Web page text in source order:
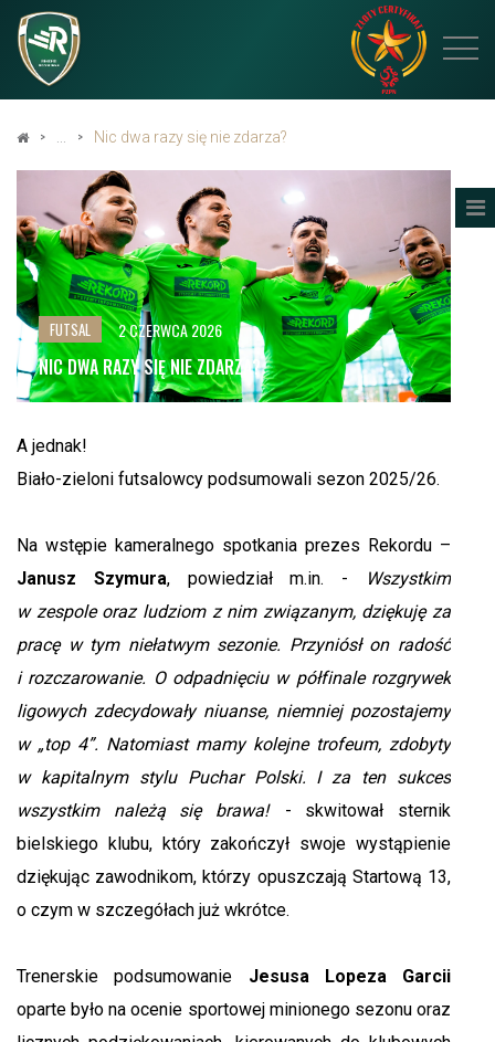
Nic dwa razy się nie zdarza?
FUTSAL 2 CZERWCA 2026
NIC DWA RAZY SIĘ NIE ZDARZA?
A jednak!
Biało-zieloni futsalowcy podsumowali sezon 2025/26.
Na wstępie kameralnego spotkania prezes Rekordu –
Janusz Szymura, powiedział m.in. -
Wszystkim
w zespole oraz ludziom z nim związanym, dziękuję za
pracę w tym niełatwym sezonie. Przyniósł on radość
i rozczarowanie. O odpadnięciu w półfinale rozgrywek
ligowych zdecydowały niuanse, niemniej pozostajemy
w „top 4”. Natomiast mamy kolejne trofeum, zdobyty
w kapitalnym stylu Puchar Polski. I za ten sukces
wszystkim należą się brawa!
- skwitował sternik
bielskiego klubu, który zakończył swoje wystąpienie
dziękując zawodnikom, którzy opuszczają Startową 13,
o czym w szczegółach już wkrótce.
Trenerskie podsumowanie Jesusa Lopeza Garcii
oparte było na ocenie sportowej minionego sezonu oraz